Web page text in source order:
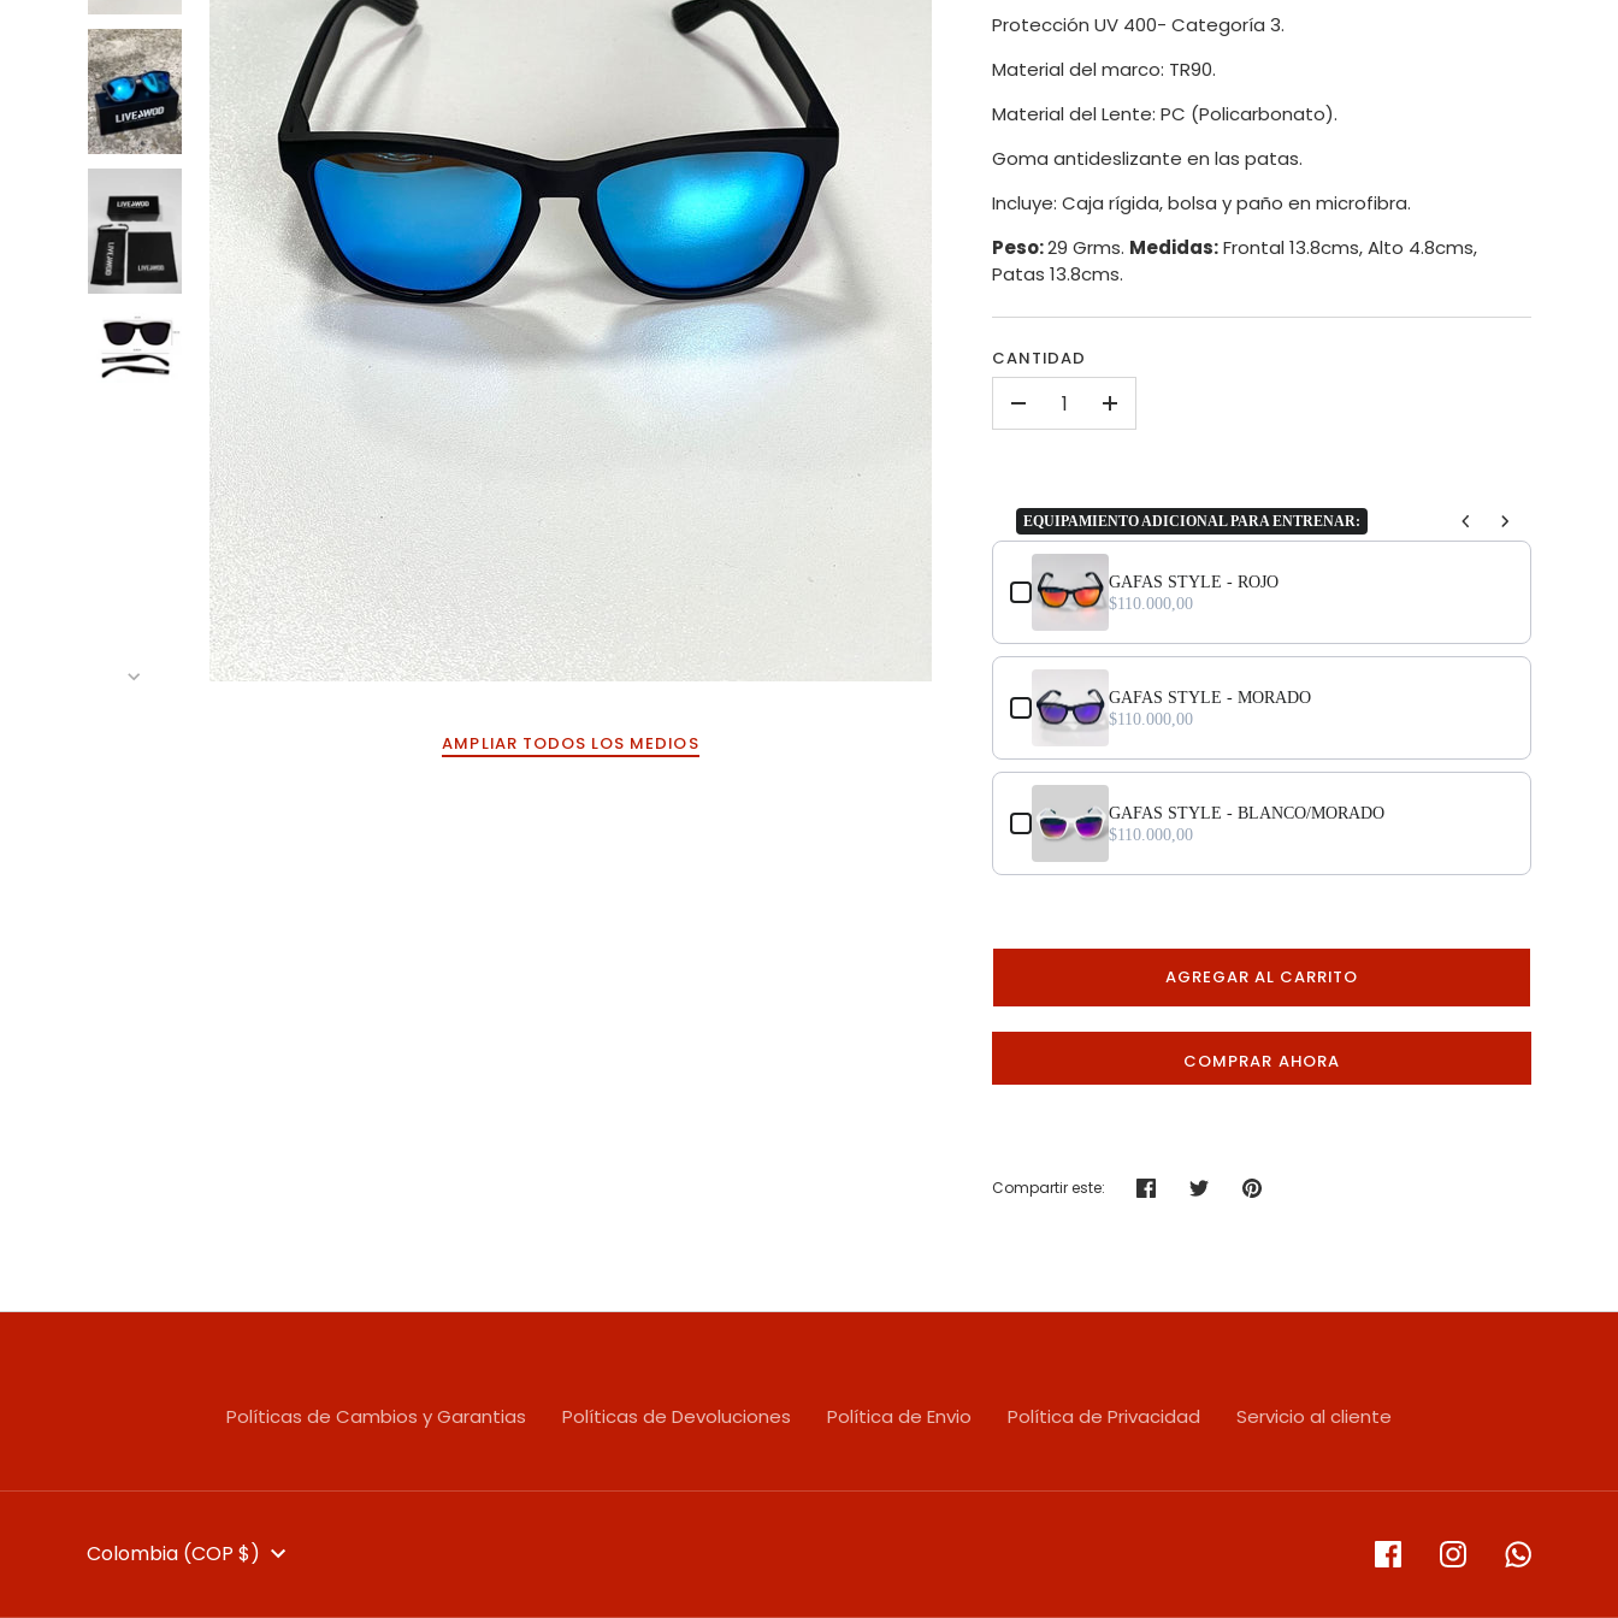
AMPLIAR TODOS LOS MEDIOS
Protección UV 400- Categoría 3.
Material del marco: TR90.
Material del Lente: PC (Policarbonato).
Goma antideslizante en las patas.
Incluye: Caja rígida, bolsa y paño en microfibra.
Peso:29 Grms. Medidas:Frontal 13.8cms, Alto 4.8cms,
Patas 13.8cms.
CANTIDAD
+
EQUIPAMIENTO ADICIONAL PARA ENTRENAR:
Use the Previous and Next buttons to navigate through product add-ons, or scroll
GAFAS STYLE - ROJO
$110.000,00
GAFAS STYLE - MORADO
$110.000,00
GAFAS STYLE - BLANCO/MORADO
$110.000,00
AGREGAR AL CARRITO
COMPRAR AHORA
Compartir este: CompartirTuitearHacer
Políticas de Cambios y Garantias Políticas de Devoluciones Política de Envio Política de Privacidad Servicio al cliente
MONEDA
Colombia (COP $)